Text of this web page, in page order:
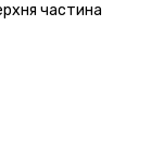
частина